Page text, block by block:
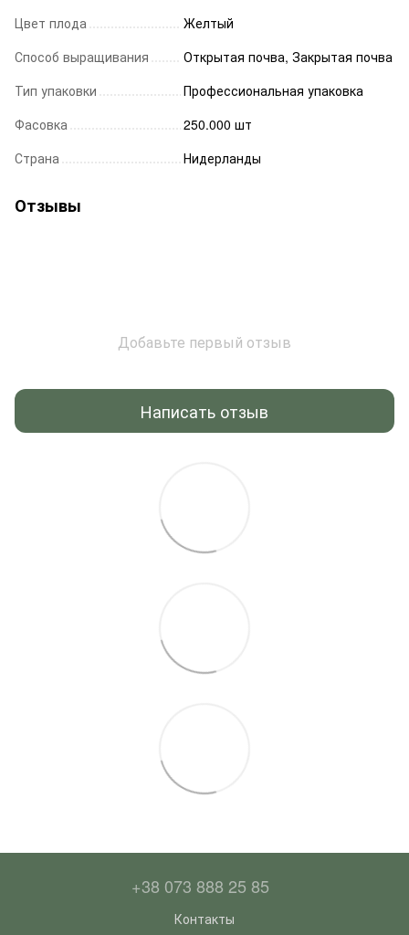
Цвет плода
Желтый
Способ выращивания
Открытая почва, Закрытая почва
Тип упаковки
Профессиональная упаковка
Фасовка
250.000 шт
Страна
Нидерланды
Отзывы
Добавьте первый отзыв
Написать отзыв
+38 073 888 25 85
Контакты